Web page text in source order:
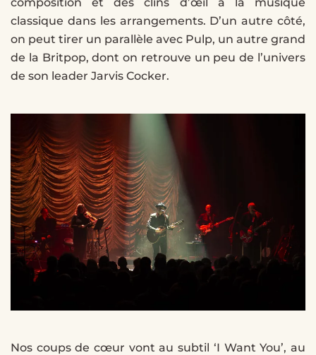
classique dans les arrangements. D’un autre côté,
on peut tirer un parallèle avec Pulp, un autre grand
de la Britpop, dont on retrouve un peu de l’univers
de son leader Jarvis Cocker.
Nos coups de cœur vont au subtil ‘I Want You’, au